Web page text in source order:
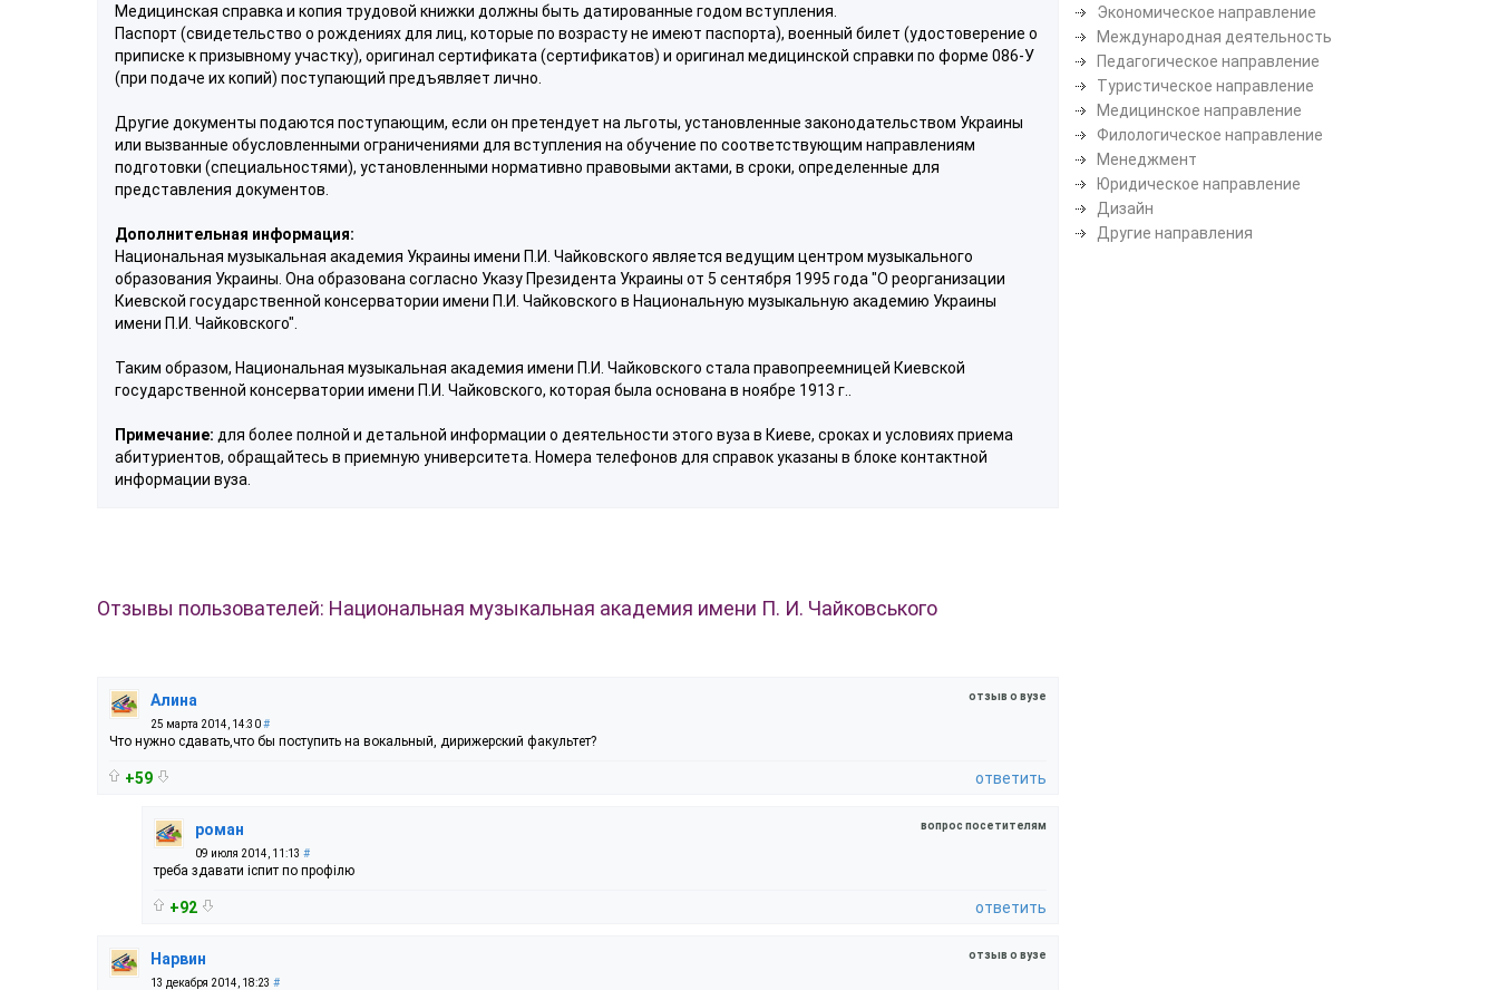
Медицинская справка и копия трудовой книжки должны быть датированные годом вступления.
Паспорт (свидетельство о рождениях для лиц, которые по возрасту не имеют паспорта), военный билет (удостоверение о
приписке к призывному участку), оригинал сертификата (сертификатов) и оригинал медицинской справки по форме 086-У
(при подаче их копий) поступающий предъявляет лично.
Другие документы подаются поступающим, если он претендует на льготы, установленные законодательством Украины
или вызванные обусловленными ограничениями для вступления на обучение по соответствующим направлениям
подготовки (специальностями), установленными нормативно правовыми актами, в сроки, определенные для
представления документов.
Дополнительная информация:
Национальная музыкальная академия Украины имени П.И. Чайковского является ведущим центром музыкального
образования Украины. Она образована согласно Указу Президента Украины от 5 сентября 1995 года "О реорганизации
Киевской государственной консерватории имени П.И. Чайковского в Национальную музыкальную академию Украины
имени П.И. Чайковского".
Таким образом, Национальная музыкальная академия имени П.И. Чайковского стала правопреемницей Киевской
государственной консерватории имени П.И. Чайковского, которая была основана в ноябре 1913 г..
Примечание: для более полной и детальной информации о деятельности этого вуза в Киеве, сроках и условиях приема
абитуриентов, обращайтесь в приемную университета. Номера телефонов для справок указаны в блоке контактной
информации вуза.
Отзывы пользователей: Национальная музыкальная академия имени П. И. Чайковського
отзыв о вузе
Алина
25 марта 2014, 14:30#
Что нужно сдавать,что бы поступить на вокальный, дирижерский факультет?
+59 ответить
вопрос посетителям
роман
09 июля 2014, 11:13 #
треба здавати іспит по профілю
+92 ответить
отзыв о вузе
Нарвин
13 декабря 2014, 18:23 #
Экономическое направление
Международная деятельность
Педагогическое направление
Туристическое направление
Медицинское направление
Филологическое направление
Менеджмент
Юридическое направление
Дизайн
Другие направления